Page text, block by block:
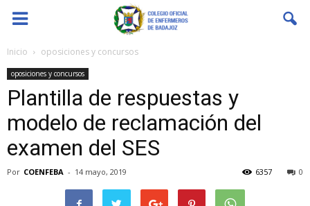
Coenfeba
Inicio oposiciones y concursos
oposiciones y concursos
Plantilla de respuestas y
modelo de reclamación del
examen del SES
Por COENFEBA - 14 mayo, 2019 0
6357